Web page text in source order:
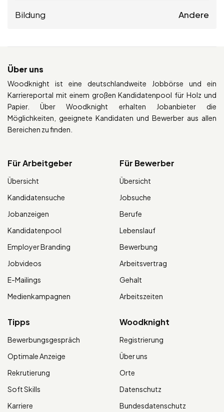
Bildung Andere
Über uns
Woodknight ist eine deutschlandweite Jobbörse und ein
Karriereportal mit einem großen Kandidatenpool für Holz und
Papier. Über Woodknight erhalten Jobanbieter die
Möglichkeiten, geeignete Kandidaten und Bewerber aus allen
Bereichen zu finden.
Für Arbeitgeber
Übersicht
Kandidatensuche
Jobanzeigen
Kandidatenpool
Employer Branding
Jobvideos
E-Mailings
Medienkampagnen
Für Bewerber
Übersicht
Jobsuche
Berufe
Lebenslauf
Bewerbung
Arbeitsvertrag
Gehalt
Arbeitszeiten
Tipps
Bewerbungsgespräch
Optimale Anzeige
Rekrutierung
Soft Skills
Karriere
Woodknight
Registrierung
Über uns
Orte
Datenschutz
Bundesdatenschutz